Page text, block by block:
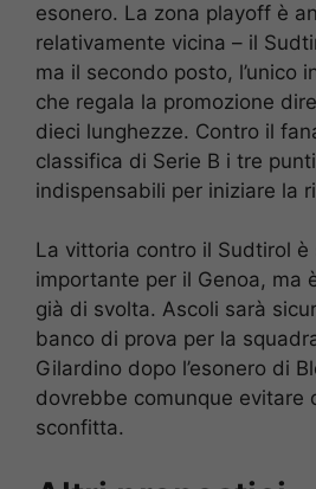
esonero. La zona playoff è
relativamente vicina – il
ma il secondo posto, l’unico
che regala la promozione
dieci lunghezze. Contro il
classifica di Serie B i tre
indispensabili per iniziare la
La vittoria contro il Sudtirol è
importante per il Genoa, ma
già di svolta. Ascoli sarà
banco di prova per la
Gilardino dopo l’esonero di
dovrebbe comunque evitare
sconfitta.